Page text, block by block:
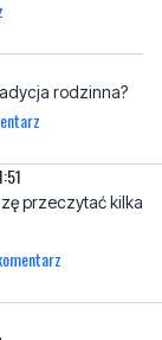
rodzinna?
przeczytać kilka